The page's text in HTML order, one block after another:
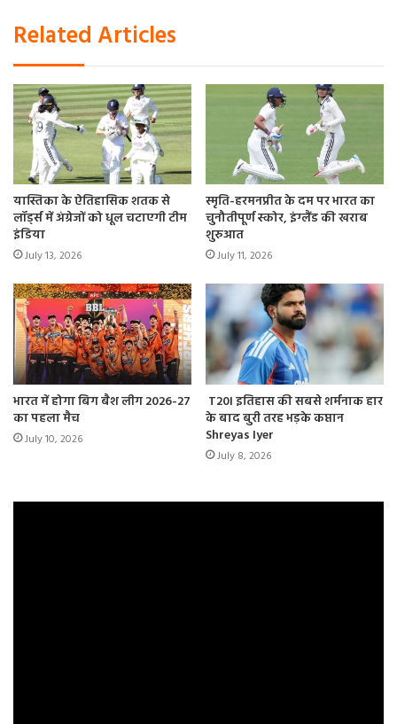
Related Articles
यास्तिका के ऐतिहासिक शतक से
लॉर्ड्स में अंग्रेजों को धूल चटाएगी टीम
इंडिया
July 13, 2026
स्मृति-हरमनप्रीत के दम पर भारत का
चुनौतीपूर्ण स्कोर, इंग्‍लैंड की खराब
शुरुआत
July 11, 2026
भारत में होगा बिग बैश लीग 2026-27
का पहला मैच
July 10, 2026
T20I इतिहास की सबसे शर्मनाक हार
के बाद बुरी तरह भड़के कप्तान
Shreyas Iyer
July 8, 2026